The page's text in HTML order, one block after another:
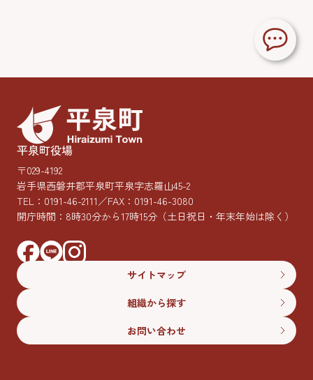
平泉町役場
〒029-4192
岩手県西磐井郡平泉町平泉字志羅山45-2
TEL： 0191-46-2111／FAX：0191-46-3080
開庁時間：8時30分から17時15分 （土日祝日・年末年始は除く）
サイトマップ
組織から探す
お問い合わせ